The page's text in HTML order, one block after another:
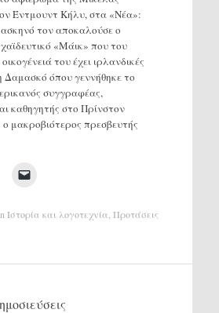
Έντμουντ Κήλυ, στα «Νέα»:
τον αποκαλούσε ο
«Μάικ» που του
του έχει ιρλανδικές
Δαμασκό όπου γεννήθηκε το
συγγραφέας,
καθηγητής στο Πρίνστον
μακροβιότερος πρεσβευτής
Ιστορία και λογοτεχνία Προτάσεις